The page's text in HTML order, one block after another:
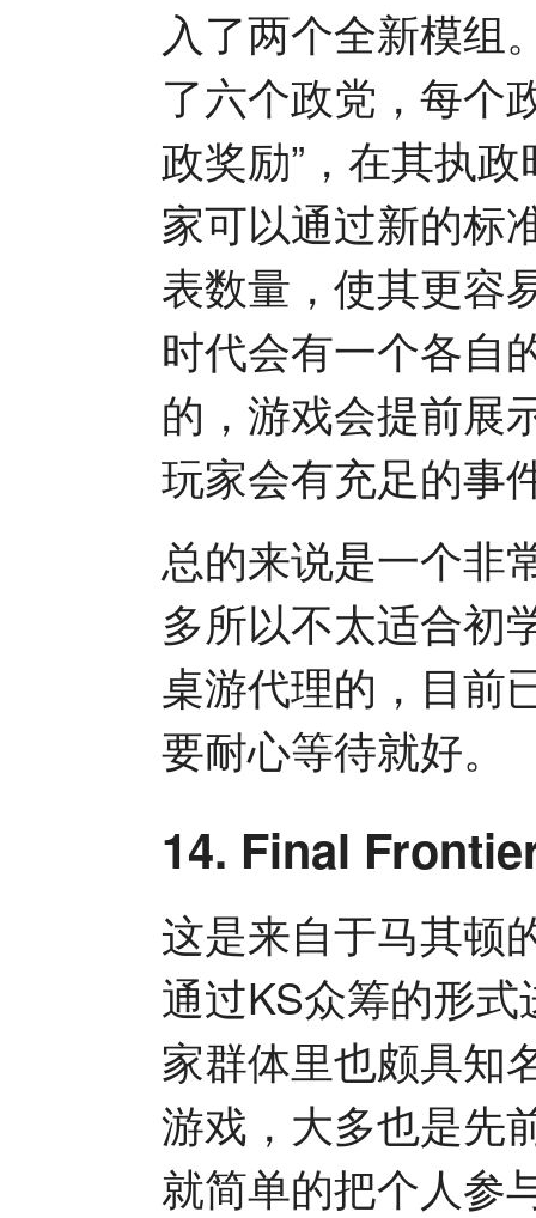
入了两个全新模组
了六个政党，每个
政奖励”，在其执
家可以通过新的标
表数量，使其更容
时代会有一个各自
的，游戏会提前展
玩家会有充足的事
总的来说是一个非
多所以不太适合初
桌游代理的，目前
要耐心等待就好。
14. Final
这是来自于马其顿
通过KS众筹的形
家群体里也颇具知
游戏，大多也是先
就简单的把个人参